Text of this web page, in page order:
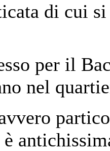
di cui
per il
nel